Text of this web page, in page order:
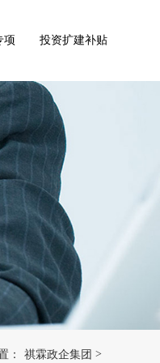
项 投资扩建补贴
： 祺霖政企集团 >